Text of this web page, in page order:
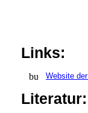
Links:
Website